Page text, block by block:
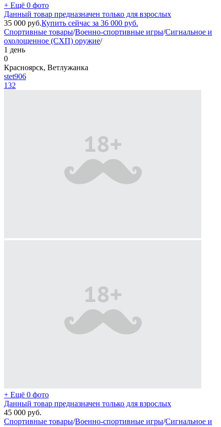
+ Ещё 0 фото
Данный товар предназначен только для взрослых
35 000 руб.Купить сейчас за 36 000 руб.
Спортивные товары/Военно-спортивные игры/Сигнальное и
охолощенное (СХП) оружие/
1 день
0
Красноярск, Ветлужанка
stet906
132
+ Ещё 0 фото
Данный товар предназначен только для взрослых
45 000 руб.
Спортивные товары/Военно-спортивные игры/Сигнальное и